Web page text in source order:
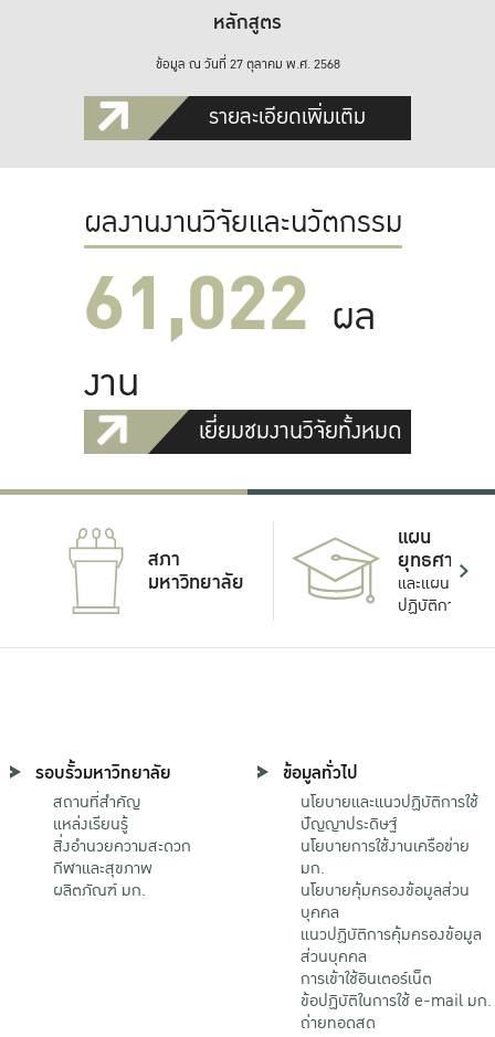
หลักสูตร
ข้อมูล ณ วันที่ 27 ตุลาคม พ.ศ. 2568
รายละเอียดเพิ่มเติม
ผลงานงานวิจัยและนวัตกรรม
61,022 ผล
งาน
เยี่ยมชมงานวิจัยทั้งหมด
สภา
มหาวิทยาลัย
แผน
ยุทธศาสตร์
และแผน
ปฏิบัติการ
รอบรั้วมหาวิทยาลัย
สถานที่สำคัญ
แหล่งเรียนรู้
สิ่งอำนวยความสะดวก
กีฬาและสุขภาพ
ผลิตภัณฑ์ มก.
ข้อมูลทั่วไป
นโยบายและแนวปฏิบัติการใช้
ปัญญาประดิษฐ์
นโยบายการใช้งานเครือข่าย
มก.
นโยบายคุ้มครองข้อมูลส่วน
บุคคล
แนวปฏิบัติการคุ้มครองข้อมูล
ส่วนบุคคล
การเข้าใช้อินเตอร์เน็ต
ข้อปฏิบัติในการใช้ e-mail มก.
ถ่ายทอดสด